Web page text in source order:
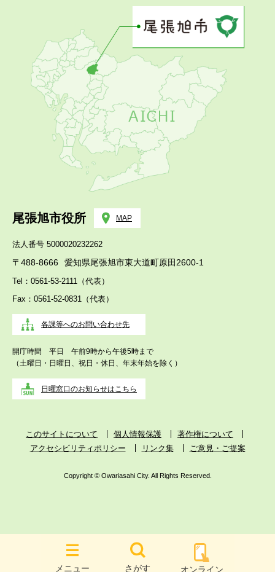
メニュー さがす オンライン
尾張旭市役所 MAP
法人番号 5000020232262
〒488-8666 愛知県尾張旭市東大道町原田2600-1
Tel：0561-53-2111（代表）
Fax：0561-52-0831（代表）
各課等へのお問い合わせ先
開庁時間 平日 午前9時から午後5時まで
（土曜日・日曜日、祝日・休日、年末年始を除く）
日曜窓口のお知らせはこちら
このサイトについて 個人情報保護
著作権について
アクセシビリティポリシー
リンク集 ご意見・ご提案
Copyright © Owariasahi City. All Rights Reserved.